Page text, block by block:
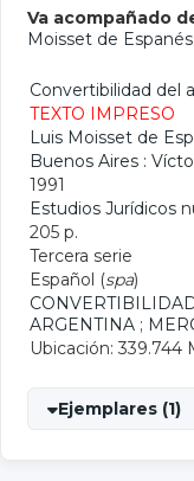
Va acompañado
Moisset de Espanés
Convertibilidad del
TEXTO IMPRESO
Luis Moisset de
Buenos Aires :
1991
Estudios Jurídicos
205 p.
Tercera serie
Español (spa)
ARGENTINA ;
Ubicación: 339.744
Ejemplares (1)